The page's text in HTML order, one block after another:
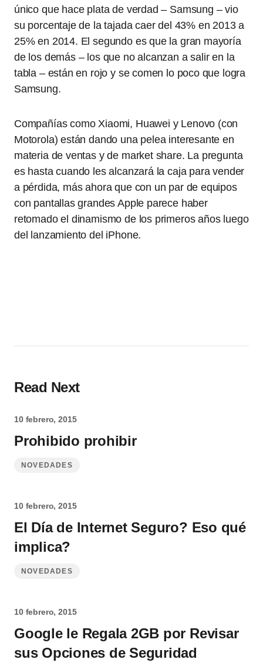
único que hace plata de verdad – Samsung – vio
su porcentaje de la tajada caer del 43% en 2013 a
25% en 2014. El segundo es que la gran mayoría
de los demás – los que no alcanzan a salir en la
tabla – están en rojo y se comen lo poco que logra
Samsung.
Compañías como Xiaomi, Huawei y Lenovo (con
Motorola) están dando una pelea interesante en
materia de ventas y de market share. La pregunta
es hasta cuando les alcanzará la caja para vender
a pérdida, más ahora que con un par de equipos
con pantallas grandes Apple parece haber
retomado el dinamismo de los primeros años luego
del lanzamiento del iPhone.
Read Next
10 febrero, 2015
Prohibido prohibir
NOVEDADES
10 febrero, 2015
El Día de Internet Seguro? Eso qué
implica?
NOVEDADES
10 febrero, 2015
Google le Regala 2GB por Revisar
sus Opciones de Seguridad